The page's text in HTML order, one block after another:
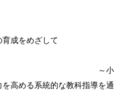
をめざして
小
高める系統的な教科指導を通